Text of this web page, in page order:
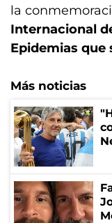
la
Internacional
Epidemias que
Más noticias